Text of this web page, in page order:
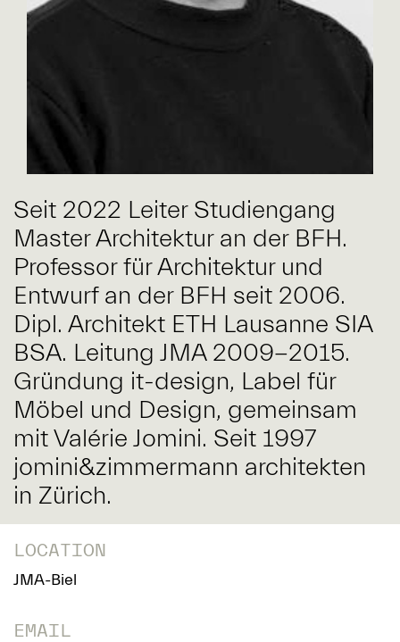
Seit 2022 Leiter Studiengang
Master Architektur an der BFH.
Professor für Architektur und
Entwurf an der BFH seit 2006.
Dipl. Architekt ETH Lausanne SIA
BSA. Leitung JMA 2009-2015.
Gründung it-design, Label für
Möbel und Design, gemeinsam
mit Valérie Jomini. Seit 1997
jomini&zimmermann architekten
in Zürich.
LOCATION
JMA-Biel
EMAIL